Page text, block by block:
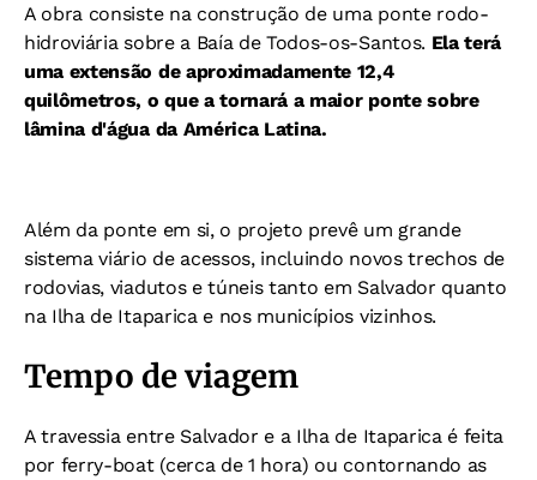
A obra consiste na construção de uma ponte rodo-
hidroviária sobre a Baía de Todos-os-Santos. Ela terá
uma extensão de aproximadamente 12,4
quilômetros, o que a tornará a maior ponte sobre
lâmina d'água da América Latina.
Além da ponte em si, o projeto prevê um grande
sistema viário de acessos, incluindo novos trechos de
rodovias, viadutos e túneis tanto em Salvador quanto
na Ilha de Itaparica e nos municípios vizinhos.
Tempo de viagem
A travessia entre Salvador e a Ilha de Itaparica é feita
por ferry-boat (cerca de 1 hora) ou contornando as